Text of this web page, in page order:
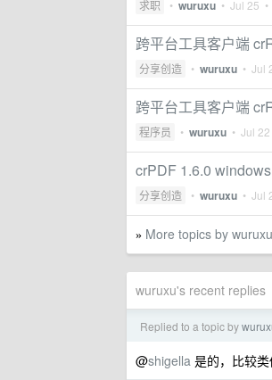
求职 • wuruxu • Jul 25
跨平台工具客户端
分享创造 • wuruxu • Jul
跨平台工具客户端
程序员 • wuruxu • Jul 22
crPDF 1.6.0
分享创造 • wuruxu • Jul
» More topics by wuruxu
wuruxu's recent replies
Replied to a topic by
@shigella 是的，比较